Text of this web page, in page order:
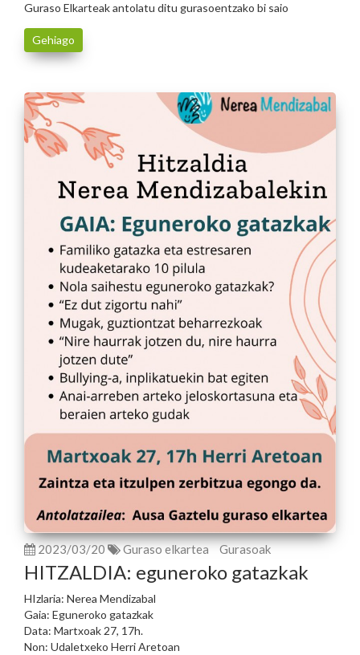
Guraso Elkarteak antolatu ditu gurasoentzako bi saio
Gehiago
2023/03/20 Guraso elkartea Gurasoak
HITZALDIA: eguneroko gatazkak
HIzlaria: Nerea Mendizabal
Gaia: Eguneroko gatazkak
Data: Martxoak 27, 17h.
Non: Udaletxeko Herri Aretoan